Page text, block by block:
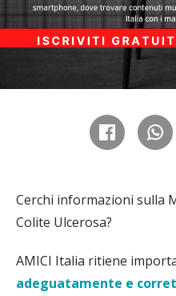
Cerchi informazioni sulla
Colite Ulcerosa?
AMICI Italia ritiene
adeguatamente e